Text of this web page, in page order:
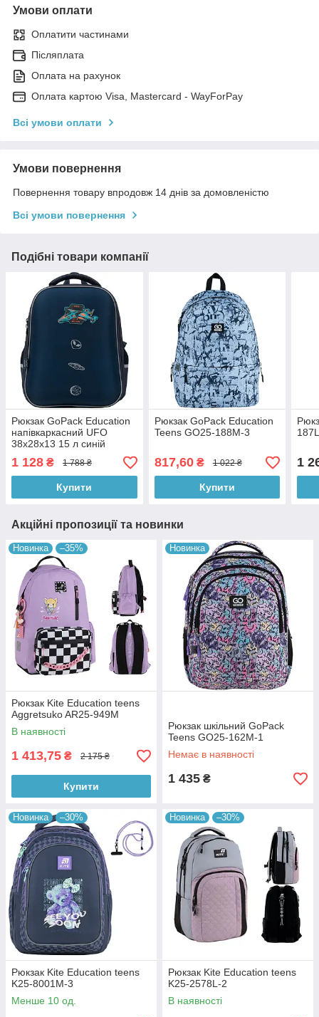
Умови оплати
Оплатити частинами
Післяплата
Оплата на рахунок
Оплата картою Visa, Mastercard - WayForPay
Всі умови оплати
Умови повернення
Повернення товару впродовж 14 днів за домовленістю
Всі умови повернення
Подібні товари компанії
Рюкзак GoPack Education
напівкаркасний UFO
38x28x13 15 л синій
(GO21-165M-5)
1 128 ₴ 1 788 ₴
Купити
Рюкзак GoPack Education
Teens GO25-188M-3
817,60₴ 1 022 ₴
Купити
1
Акційні пропозиції та новинки
Новинка –35%
Рюкзак Kite Education teens
Aggretsuko AR25-949M
В наявності
1 413,75 ₴ 2 175 ₴
Купити
Новинка
Рюкзак шкільний GoPack
Teens GO25-162M-1
Немає в наявності
1 435 ₴
Новинка –30%
Рюкзак Kite Education teens
K25-8001M-3
Менше 10 од.
Новинка –30%
Рюкзак Kite Education teens
K25-2578L-2
В наявності